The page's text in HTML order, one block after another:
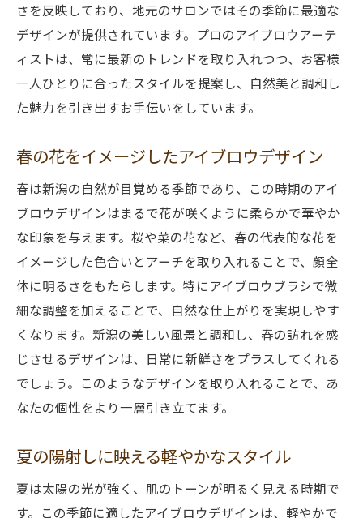
さを反映しており、地元のサロンではその季節に最適な
デザインが提供されています。プロのアイブロウアーテ
ィストは、常に最新のトレンドを取り入れつつ、お客様
一人ひとりに合ったスタイルを提案し、自然美と調和し
た魅力を引き出すお手伝いをしています。
春の花をイメージしたアイブロウデザイン
春は新潟の自然が目覚める季節であり、この時期のアイ
ブロウデザインはまるで花が咲くように柔らかで華やか
な印象を与えます。桜や菜の花など、春の代表的な花を
イメージした色合いとアーチを取り入れることで、顔全
体に明るさをもたらします。特にアイブロウブラシで微
細な調整を加えることで、自然な仕上がりを実現しやす
くなります。新潟の美しい風景と調和し、春の訪れを感
じさせるデザインは、日常に新鮮さをプラスしてくれる
でしょう。このようなデザインを取り入れることで、あ
なたの個性をより一層引き立てます。
夏の陽射しに映える軽やかなスタイル
夏は太陽の光が強く、肌のトーンが明るく見える時期で
す。この季節に適したアイブロウデザインは、軽やかで